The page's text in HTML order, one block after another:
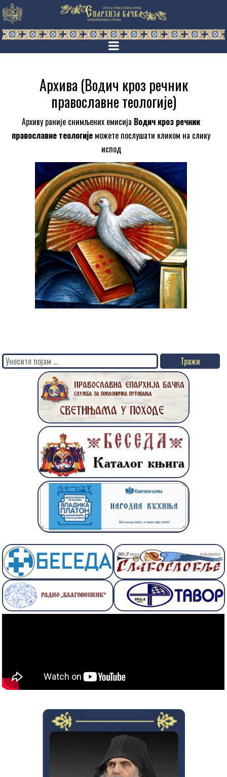
Архива (Водич кроз речник
православне теологије)
Архиву раније снимљених емисија Водич кроз речник
православне теологије можете послушати кликом на слику
испод
Search
for: